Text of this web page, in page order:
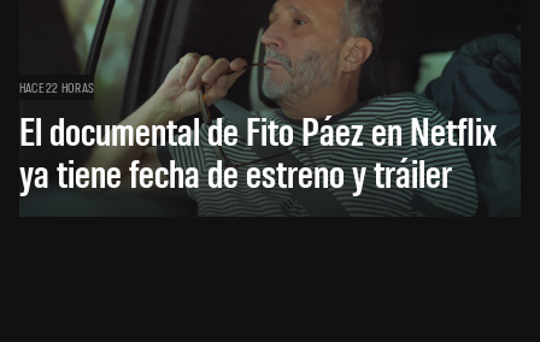
HACE 22 HORAS
El documental de Fito Páez en Netflix
ya tiene fecha de estreno y tráiler